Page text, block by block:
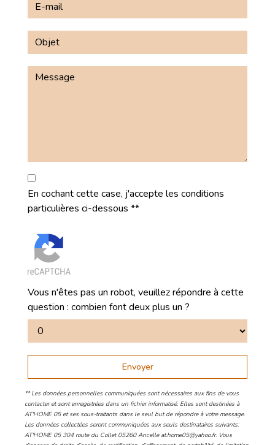
En cochant cette case, j'accepte les conditions
particulières ci-dessous **
Vous n'êtes pas un robot, veuillez répondre à cette
question : combien font deux plus un ?
Envoyer
** Les données personnelles communiquées sont nécessaires aux fins de vous
contacter et sont enregistrées dans un fichier informatisé. Elles sont destinées à
AT'HOME 05 et ses sous-traitants dans le seul but de répondre à votre message.
Les données collectées seront communiquées aux seuls destinataires suivants:
AT'HOME 05 304 route du Collet 05260 Ancelle at.home05@yahoo.fr. Vous